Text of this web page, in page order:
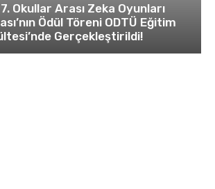
Okullar Arası Zeka Oyunları
Ödül Töreni ODTÜ Eğitim
Gerçekleştirildi!